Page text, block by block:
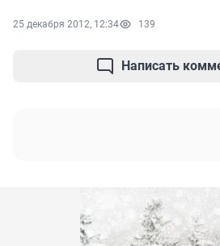
25 декабря 2012, 12:34 139
Написать